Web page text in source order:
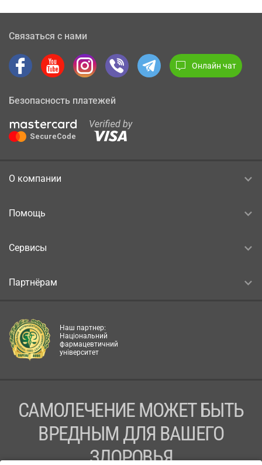
Связаться с нами
Онлайн чат
Безопасность платежей
О компании
Помощь
Сервисы
Партнёрам
Наш партнер:
Національний
фармацевтичний
університет
САМОЛЕЧЕНИЕ МОЖЕТ БЫТЬ
ВРЕДНЫМ ДЛЯ ВАШЕГО
ЗДОРОВЬЯ